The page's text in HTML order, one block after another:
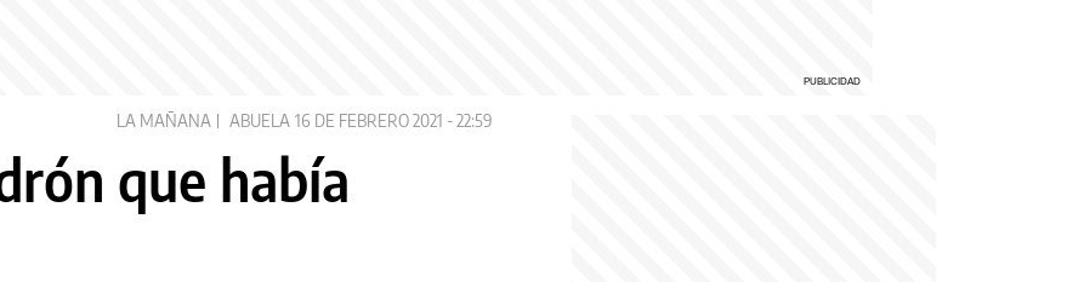
LA MAÑANA ABUELA 16 DE FEBRERO 2021 - 22:59
que había